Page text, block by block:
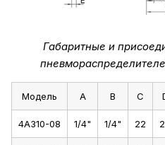
Габаритные и
Модель A B C
4A310-08 1/4" 1/4" 22